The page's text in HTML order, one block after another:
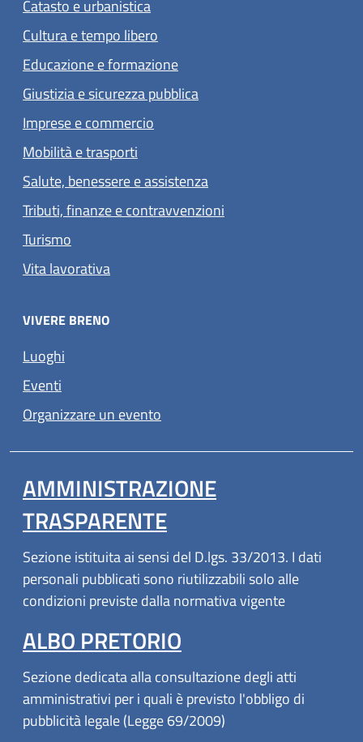
Catasto e urbanistica
Cultura e tempo libero
Educazione e formazione
Giustizia e sicurezza pubblica
Imprese e commercio
Mobilità e trasporti
Salute, benessere e assistenza
Tributi, finanze e contravvenzioni
Turismo
Vita lavorativa
VIVERE BRENO
Luoghi
Eventi
Organizzare un evento
AMMINISTRAZIONE
TRASPARENTE
Sezione istituita ai sensi del D.lgs. 33/2013. I dati
personali pubblicati sono riutilizzabili solo alle
condizioni previste dalla normativa vigente
ALBO PRETORIO
Sezione dedicata alla consultazione degli atti
amministrativi per i quali è previsto l'obbligo di
pubblicità legale (Legge 69/2009)